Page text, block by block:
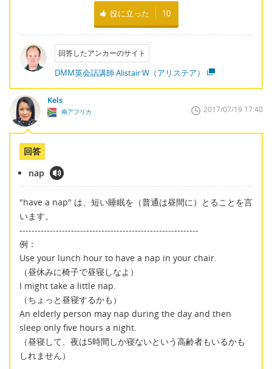
役に立った 10
回答したアンカーのサイト
DMM英会話講師 Alistair W（アリステア）
Kels
南アフリカ 2017/07/19 17:40
回答
nap
"have a nap" は、短い睡眠を（普通は昼間に）とることを言
います。
-----------------------------------------------------------
例：
Use your lunch hour to have a nap in your chair.
（昼休みに椅子で昼寝しなよ）
I might take a little nap.
（ちょっと昼寝するかも）
An elderly person may nap during the day and then
sleep only five hours a night.
（昼寝して、夜は5時間しか寝ないという高齢者もいるかも
しれません）